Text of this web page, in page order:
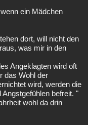
ein Mädchen
dort, will nicht den
was mir in den
Angeklagten wird oft
das Wohl der
wird, werden die
befreit. "
wohl da drin